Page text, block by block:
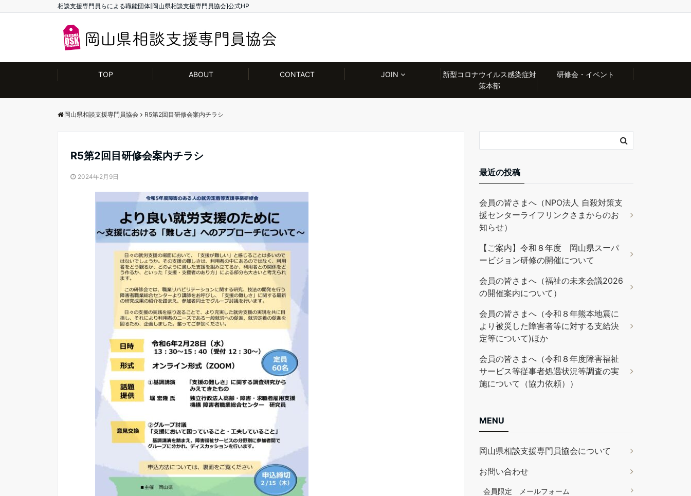
相談支援専門員らによる職能団体[岡山県相談支援専門員協会]公式HP
TOP ABOUT CONTACT JOIN
新型コロナウイルス感染症対
策本部
研修会・イベント
岡山県相談支援専門員協会 R5第2回目研修会案内チラシ
R5第2回目研修会案内チラシ
2024年2月9日 最近の投稿
会員の皆さまへ（NPO法人 自殺対策支
援センターライフリンクさまからのお
知らせ）
【ご案内】令和８年度 岡山県スーパ
ービジョン研修の開催について
会員の皆さまへ（福祉の未来会議2026
の開催案内について）
会員の皆さまへ（令和８年熊本地震に
より被災した障害者等に対する支給決
定等について)ほか
会員の皆さまへ（令和８年度障害福祉
サービス等従事者処遇状況等調査の実
施について（協力依頼））
MENU
岡山県相談支援専門員協会について
お問い合わせ
会員限定 メールフォーム